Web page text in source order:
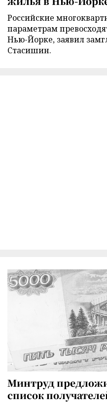
Российские
параметрам
Нью-Йорке, заявил
Стасишин.
Минтруд
список